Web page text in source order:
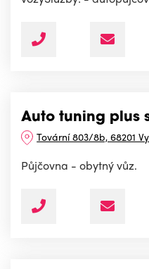
Auto tuning plus
Tovární 803/8b, 68201
Půjčovna - obytný vůz.